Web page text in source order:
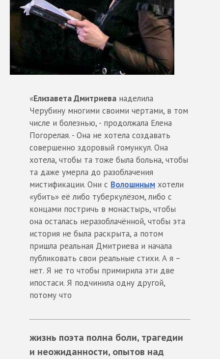
«Елизавета Дмитриева наделила
Черубину многими своими чертами, в том
числе и болезнью, - продолжала Елена
Погорелая. - Она не хотела создавать
совершенно здоровый гомункул. Она
хотела, чтобы та тоже была больна, чтобы
та даже умерла до разоблачения
мистификации. Они с Волошиным хотели
«убить» её либо туберкулёзом, либо с
концами постричь в монастырь, чтобы
она осталась неразоблачённой, чтобы эта
история не была раскрыта, а потом
пришла реальная Дмитриева и начала
публиковать свои реальные стихи. А я –
нет. Я не то чтобы примирила эти две
ипостаси. Я подчинила одну другой,
потому что
жизнь поэта полна боли, трагедии
и неожиданности, опытов над